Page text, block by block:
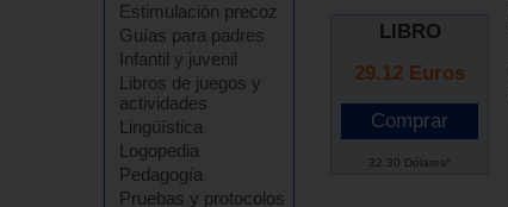
Estimulación precoz
Guías para padres
Infantil y juvenil
Libros de juegos y
actividades
Lingüística
Logopedia
Pedagogía
Pruebas y protocolos
LIBRO
29.12 Euros
32.30 Dólares*